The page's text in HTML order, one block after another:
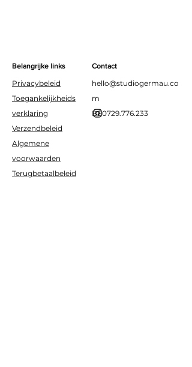
Belangrijke links
Privacybeleid
Toegankelijkheids
verklaring
Verzendbeleid
Algemene
voorwaarden
Terugbetaalbeleid
Contact
hello@studiogermau.co
m
BE0729.776.233